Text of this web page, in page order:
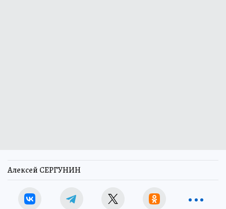
Алексей СЕРГУНИН